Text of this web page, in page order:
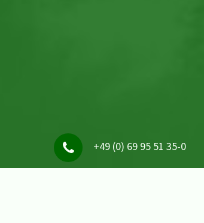
+49 (0) 69 95 51 35-0